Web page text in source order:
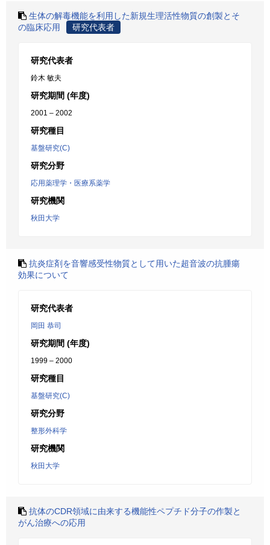
生体の解毒機能を利用した新規生理活性物質の創製とそ
の臨床応用
研究代表者
研究代表者
鈴木 敏夫
研究期間 (年度)
2001 – 2002
研究種目
基盤研究(C)
研究分野
応用薬理学・医療系薬学
研究機関
秋田大学
抗炎症剤を音響感受性物質として用いた超音波の抗腫瘍
効果について
研究代表者
岡田 恭司
研究期間 (年度)
1999 – 2000
研究種目
基盤研究(C)
研究分野
整形外科学
研究機関
秋田大学
抗体のCDR領域に由来する機能性ペプチド分子の作製と
がん治療への応用